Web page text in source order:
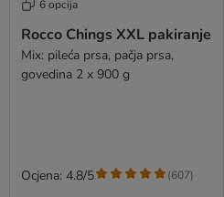
6 opcija
Rocco Chings XXL pakiranje
Mix: pileća prsa, pačja prsa,
govedina 2 x 900 g
Ocjena: 4.8/5 (607)